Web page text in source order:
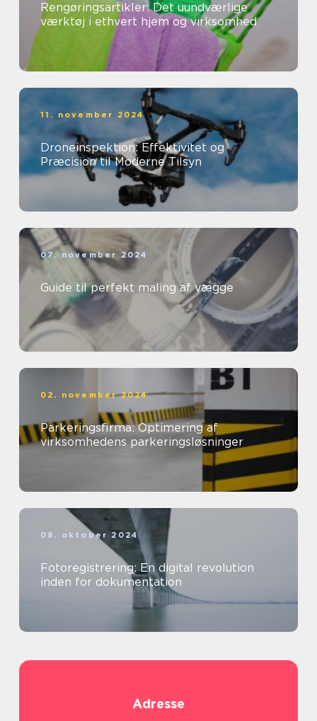
Rengøringsartikler: Det uundværlige
værktøj i ethvert hjem og virksomhed
11. november 2024
Droneinspektion: Effektivitet og
Præcision til Moderne Tilsyn
07. november 2024
Guide til perfekt maling af vægge
02. november 2024
Parkeringsfirma: Optimering af
virksomhedens parkeringsløsninger
08. oktober 2024
Fotoregistrering: En digital revolution
inden for dokumentation
Adresse